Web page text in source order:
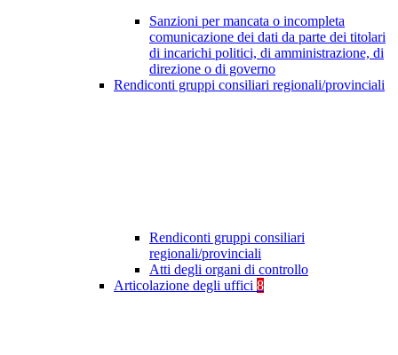
Sanzioni per mancata o incompleta
comunicazione dei dati da parte dei titolari
di incarichi politici, di amministrazione, di
direzione o di governo
Rendiconti gruppi consiliari regionali/provinciali
Rendiconti gruppi consiliari
regionali/provinciali
Atti degli organi di controllo
Articolazione degli uffici 8